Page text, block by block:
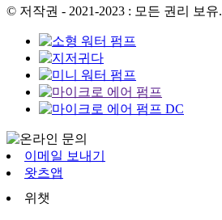
© 저작권 - 2021-2023 : 모든 권리 보유.
이메일 보내기
왓츠앱
위챗